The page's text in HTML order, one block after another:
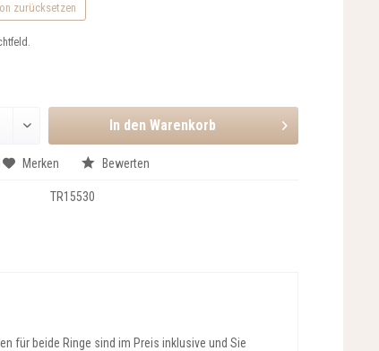
zurücksetzen
In den Warenkorb
Merken Bewerten
TR15530
für beide Ringe sind im Preis inklusive und Sie